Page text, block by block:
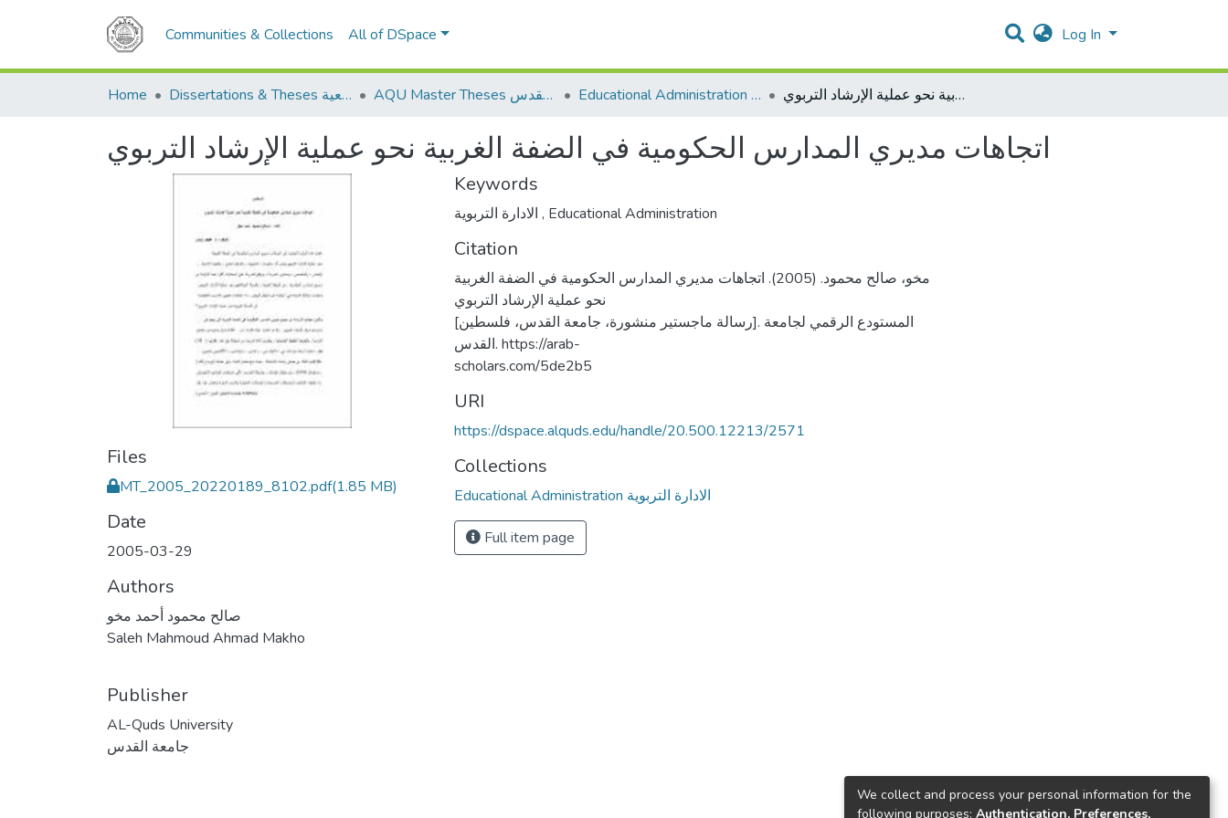
Communities & Collections All of DSpace Log In
Home Dissertations & Theses الرسائل الجامعية AQU Master Theses الرسائل الجامعية الخاصة بجامعة القدس Educational Administration الادارة التربوية اتجاهات مديري المدارس الحكومية في الضفة الغربية نحو عملية الإرشاد التربوي
اتجاهات مديري المدارس الحكومية في الضفة الغربية نحو عملية الإرشاد التربوي
Files
MT_2005_20220189_8102.pdf(1.85 MB)
Date
2005-03-29
Authors
صالح محمود أحمد مخو
Saleh Mahmoud Ahmad Makho
Publisher
AL-Quds University
جامعة القدس
Keywords
, Educational Administration
Citation
مخو، صالح محمود. (2005). اتجاهات مديري المدارس الحكومية في الضفة الغربية
نحو عملية الإرشاد التربوي
[رسالة ماجستير منشورة، جامعة القدس، فلسطين]. المستودع الرقمي لجامعة
القدس. https://arab-
scholars.com/5de2b5
URI
https://dspace.alquds.edu/handle/20.500.12213/2571
Collections
Educational Administration الادارة التربوية
Full item page
We collect and process your personal information for the
following purposes: Authentication, Preferences,